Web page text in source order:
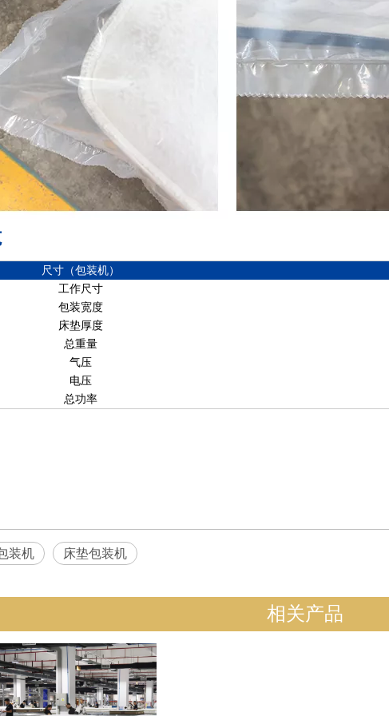
尺寸（包装机）
工作尺寸
包装宽度
床垫厚度
总重量
气压
电压
总功率
装机 床垫包装机
相关产品